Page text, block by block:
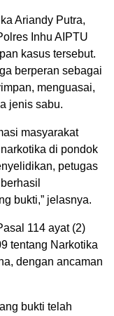
Ariandy Putra,
Inhu AIPTU
kasus tersebut.
berperan sebagai
menguasai,
jenis sabu.
masyarakat
di pondok
petugas
bukti,” jelasnya.
114 ayat (2)
tentang Narkotika
dengan ancaman
bukti telah